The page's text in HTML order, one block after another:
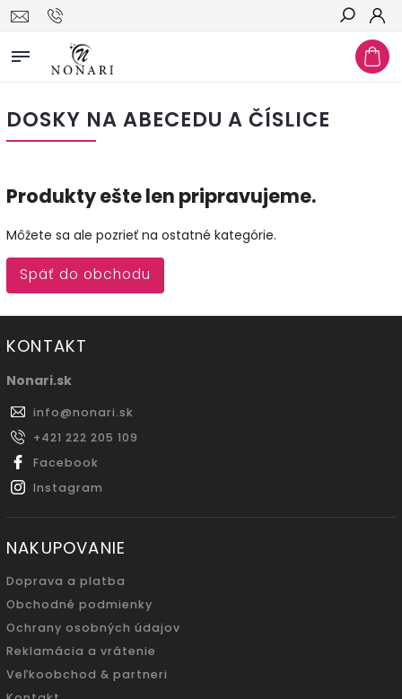
Hľadať
DOSKY NA ABECEDU A ČÍSLICE
Produkty ešte len pripravujeme.
Môžete sa ale pozrieť na ostatné kategórie.
Späť do obchodu
KONTAKT
Nonari.sk
info@nonari.sk
+421 222 205 109
Facebook
Instagram
NAKUPOVANIE
Doprava a platba
Obchodné podmienky
Ochrany osobných údajov
Reklamácia a vrátenie
Veľkoobchod & partneri